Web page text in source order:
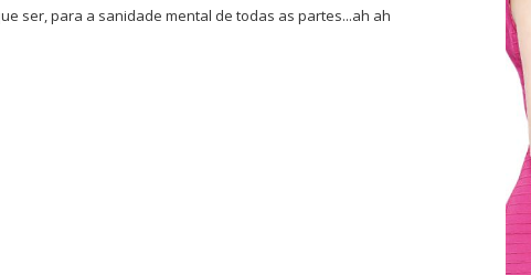
ser, para a sanidade mental de todas as partes...ah ah